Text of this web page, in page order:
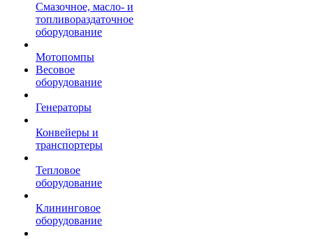
Смазочное, масло- и
топливораздаточное
оборудование
Мотопомпы
Весовое
оборудование
Генераторы
Конвейеры и
транспортеры
Тепловое
оборудование
Клининговое
оборудование